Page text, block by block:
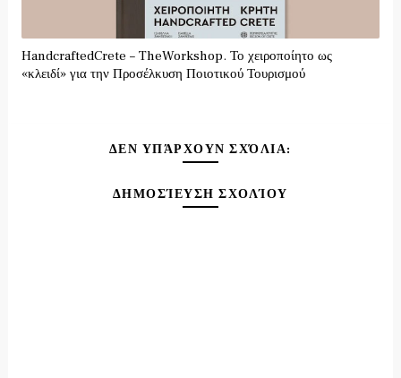
HandcraftedCrete – TheWorkshop. Το χειροποίητο ως
«κλειδί» για την Προσέλκυση Ποιοτικού Τουρισμού
ΔΕΝ ΥΠΆΡΧΟΥΝ ΣΧΌΛΙΑ:
ΔΗΜΟΣΊΕΥΣΗ ΣΧΟΛΊΟΥ